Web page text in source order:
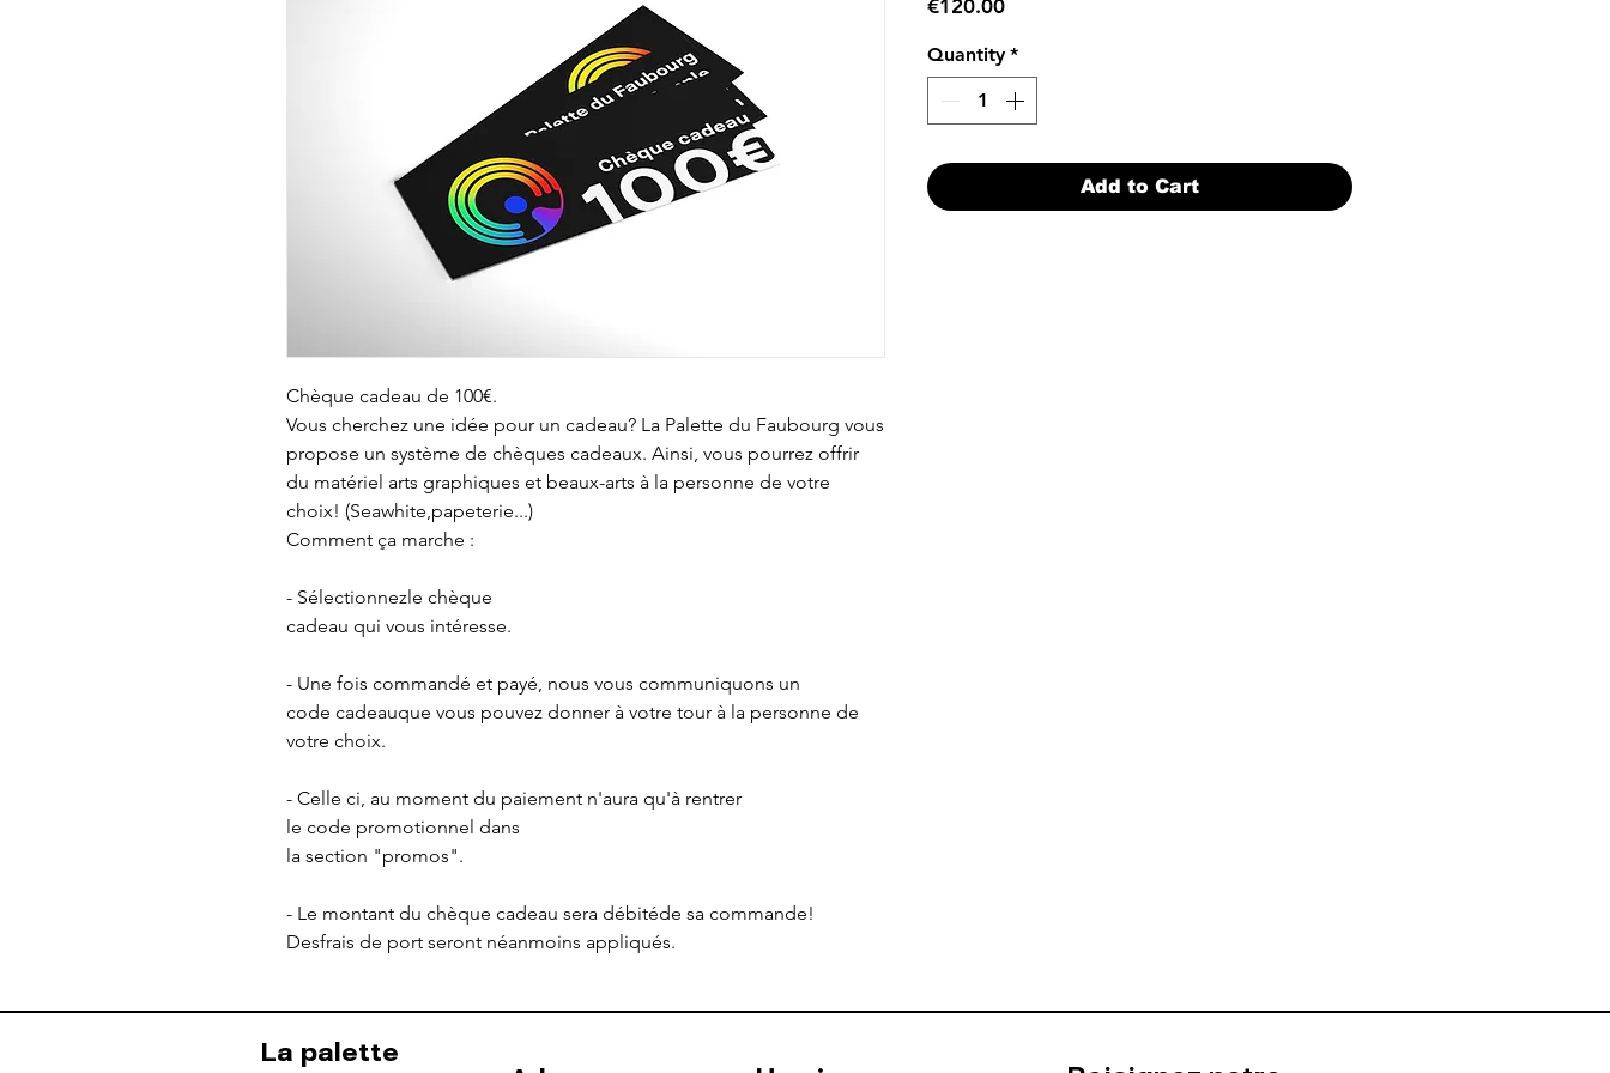
Chèque cadeau de 100€.
Vous cherchez une idée pour un cadeau? La Palette du Faubourg vous
propose un système de chèques cadeaux. Ainsi, vous pourrez offrir
du matériel arts graphiques et beaux-arts à la personne de votre
choix! (Seawhite,papeterie...)
Comment ça marche :
- Sélectionnezle chèque
cadeau qui vous intéresse.
- Une fois commandé et payé, nous vous communiquons un
code cadeauque vous pouvez donner à votre tour à la personne de
votre choix.
- Celle ci, au moment du paiement n'aura qu'à rentrer
le code promotionnel dans
la section "promos".
- Le montant du chèque cadeau sera débitéde sa commande!
Desfrais de port seront néanmoins appliqués.
€120.00Price
Quantity *
Add to Cart
La palette